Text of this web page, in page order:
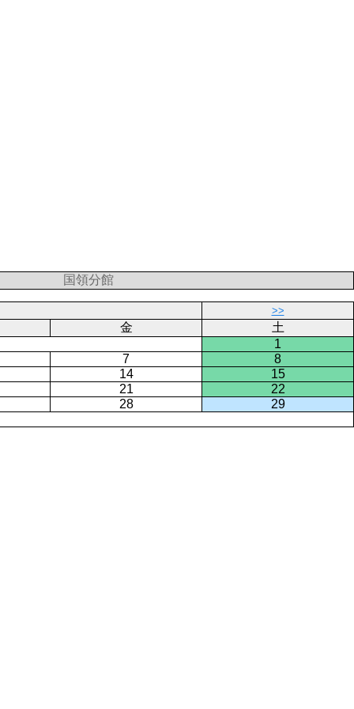
国領分館
>>
金
土
1
7
8
14
15
21
22
28
29